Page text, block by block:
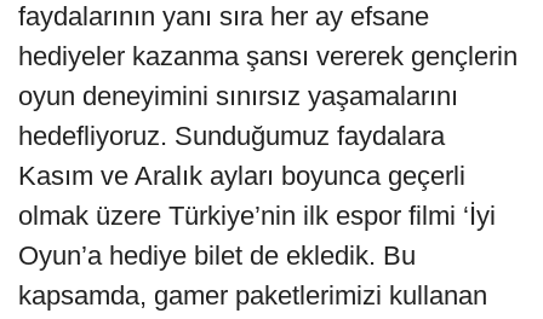
faydalarının yanı sıra her ay efsane
hediyeler kazanma şansı vererek gençlerin
oyun deneyimini sınırsız yaşamalarını
hedefliyoruz. Sunduğumuz faydalara
Kasım ve Aralık ayları boyunca geçerli
olmak üzere Türkiye’nin ilk espor filmi ‘İyi
Oyun’a hediye bilet de ekledik. Bu
kapsamda, gamer paketlerimizi kullanan